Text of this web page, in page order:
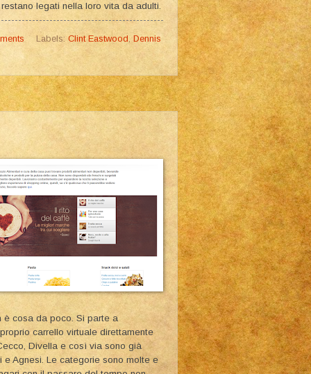
legati nella loro vita da adulti.
Labels: Clint Eastwood Dennis
è cosa da poco. Si parte a
carrello virtuale direttamente
Divella e così via sono già
Agnesi. Le categorie sono molte e